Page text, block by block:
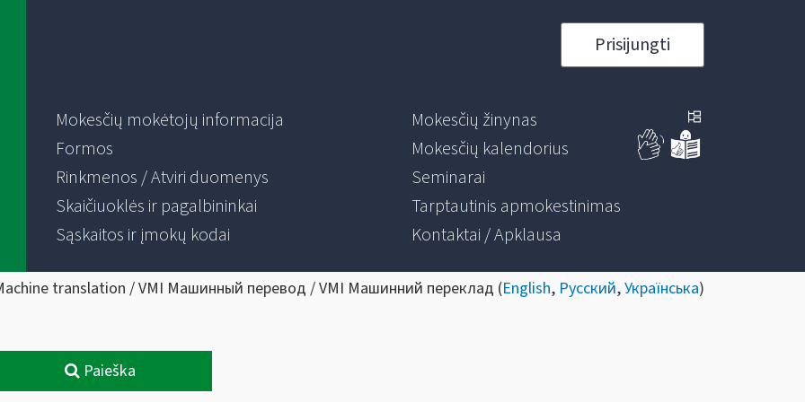
Prisijungti
Mokesčių mokėtojų informacija
Formos
Rinkmenos / Atviri duomenys
Skaičiuoklės ir pagalbininkai
Sąskaitos ir įmokų kodai
Mokesčių žinynas
Mokesčių kalendorius
Seminarai
Tarptautinis apmokestinimas
Kontaktai / Apklausa
translation / VMI Машинный перевод / VMI Машинний переклад (English, Русский,Українська)
Paieška